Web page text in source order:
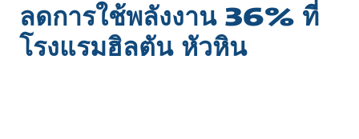
ลดการใช้พลังงาน 36% ที่
โรงแรมฮิลตัน หัวหิน